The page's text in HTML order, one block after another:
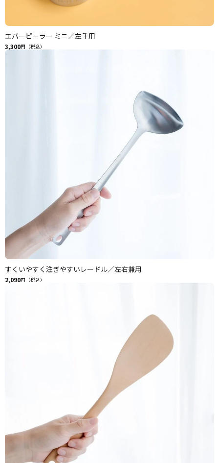
エバーピーラー ミニ／左手用
3,300円（税込）
すくいやすく注ぎやすいレードル／左右兼用
2,090円（税込）